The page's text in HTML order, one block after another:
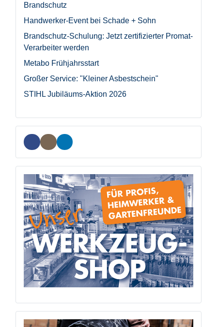
Brandschutz
Handwerker-Event bei Schade + Sohn
Brandschutz-Schulung: Jetzt zertifizierter Promat-
Verarbeiter werden
Metabo Frühjahrsstart
Großer Service: "Kleiner Asbestschein"
STIHL Jubiläums-Aktion 2026